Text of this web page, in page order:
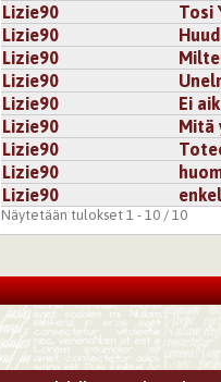
Lizie90
Tosi
Lizie90
Lizie90
Lizie90
Lizie90
Ei
Lizie90
Mitä
Lizie90
Lizie90
Lizie90
Näytetään tulokset 1 - 10 / 10